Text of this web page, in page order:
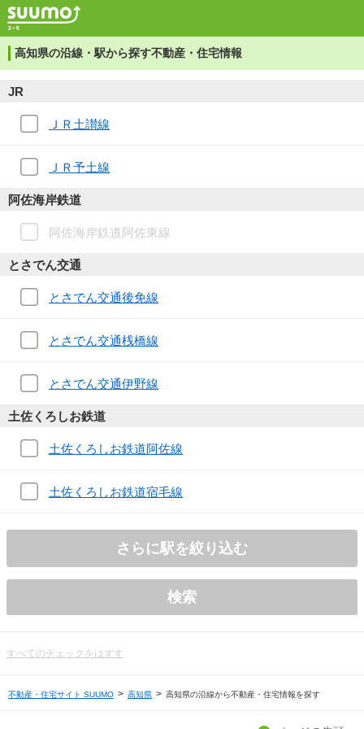
高知県の沿線・駅から探す不動産・住宅情報
JR
ＪＲ土讃線
ＪＲ予土線
阿佐海岸鉄道
阿佐海岸鉄道阿佐東線
とさでん交通
とさでん交通後免線
とさでん交通桟橋線
とさでん交通伊野線
土佐くろしお鉄道
土佐くろしお鉄道阿佐線
土佐くろしお鉄道宿毛線
さらに駅を絞り込む
検索
すべてのチェックをはずす
不動産・住宅サイト SUUMO 高知県 高知県の沿線から不動産・住宅情報を探す